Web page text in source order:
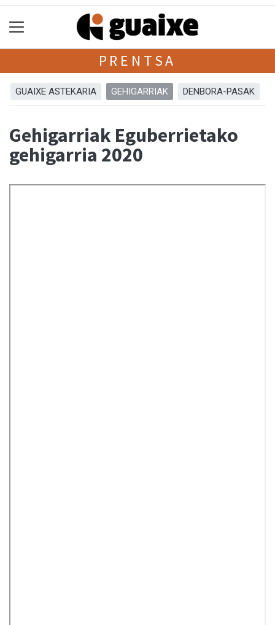
PRENTSA
GUAIXE ASTEKARIA GEHIGARRIAK DENBORA-PASAK
Gehigarriak Eguberrietako
gehigarria 2020